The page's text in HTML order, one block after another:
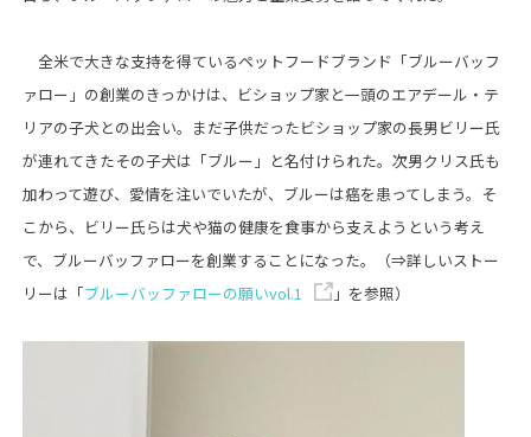
全米で大きな支持を得ているペットフードブランド「ブルーバッフ
ァロー」の創業のきっかけは、ビショップ家と一頭のエアデール・テ
リアの子犬との出会い。まだ子供だったビショップ家の長男ビリー氏
が連れてきたその子犬は「ブルー」と名付けられた。次男クリス氏も
加わって遊び、愛情を注いでいたが、ブルーは癌を患ってしまう。そ
こから、ビリー氏らは犬や猫の健康を食事から支えようという考え
で、ブルーバッファローを創業することになった。（⇒詳しいストー
リーは「ブルーバッファローの願いvol.1 」を参照）